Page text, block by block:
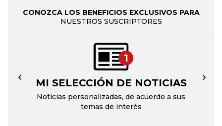
CONOZCA LOS BENEFICIOS EXCLUSIVOS PARA
NUESTROS SUSCRIPTORES
1
MI SELECCIÓN DE NOTICIAS
Noticias personalizadas, de acuerdo a sus
temas de interés
← →